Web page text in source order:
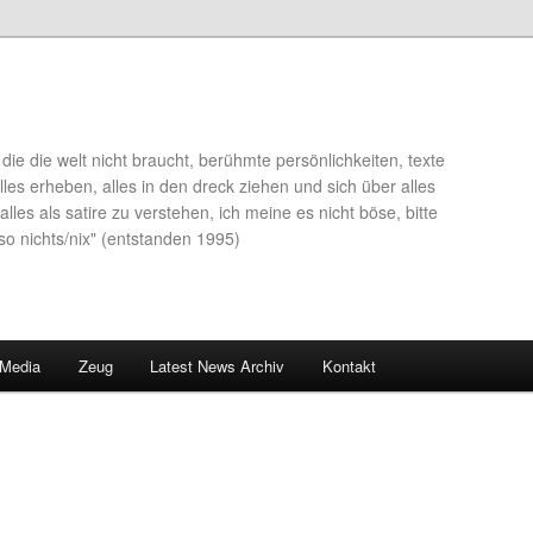
die welt nicht braucht, berühmte persönlichkeiten, texte
erheben, alles in den dreck ziehen und sich über alles
als satire zu verstehen, ich meine es nicht böse, bitte
nichts/nix" (entstanden 1995)
Zeug Latest News Archiv Kontakt